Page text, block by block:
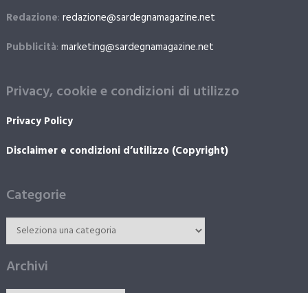
Redazione: redazione@sardegnamagazine.net
Pubblicità: marketing@sardegnamagazine.net
Privacy, cookie e condizioni di utilizzo
Privacy Policy
Disclaimer e condizioni d’utilizzo (Copyright)
Categorie
Archivi